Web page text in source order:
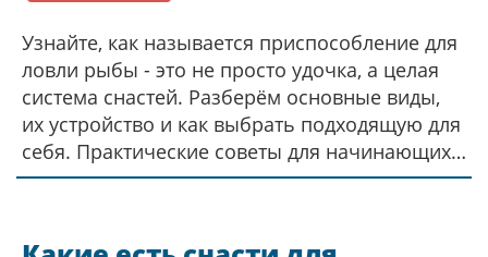
Узнайте, как называется приспособление для
ловли рыбы - это не просто удочка, а целая
система снастей. Разберём основные виды,
их устройство и как выбрать подходящую для
себя. Практические советы для начинающих
и опытных рыбаков.